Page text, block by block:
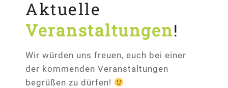
Aktuelle
Veranstaltungen!
Wir würden uns freuen, euch bei einer
der kommenden Veranstaltungen
begrüßen zu dürfen!